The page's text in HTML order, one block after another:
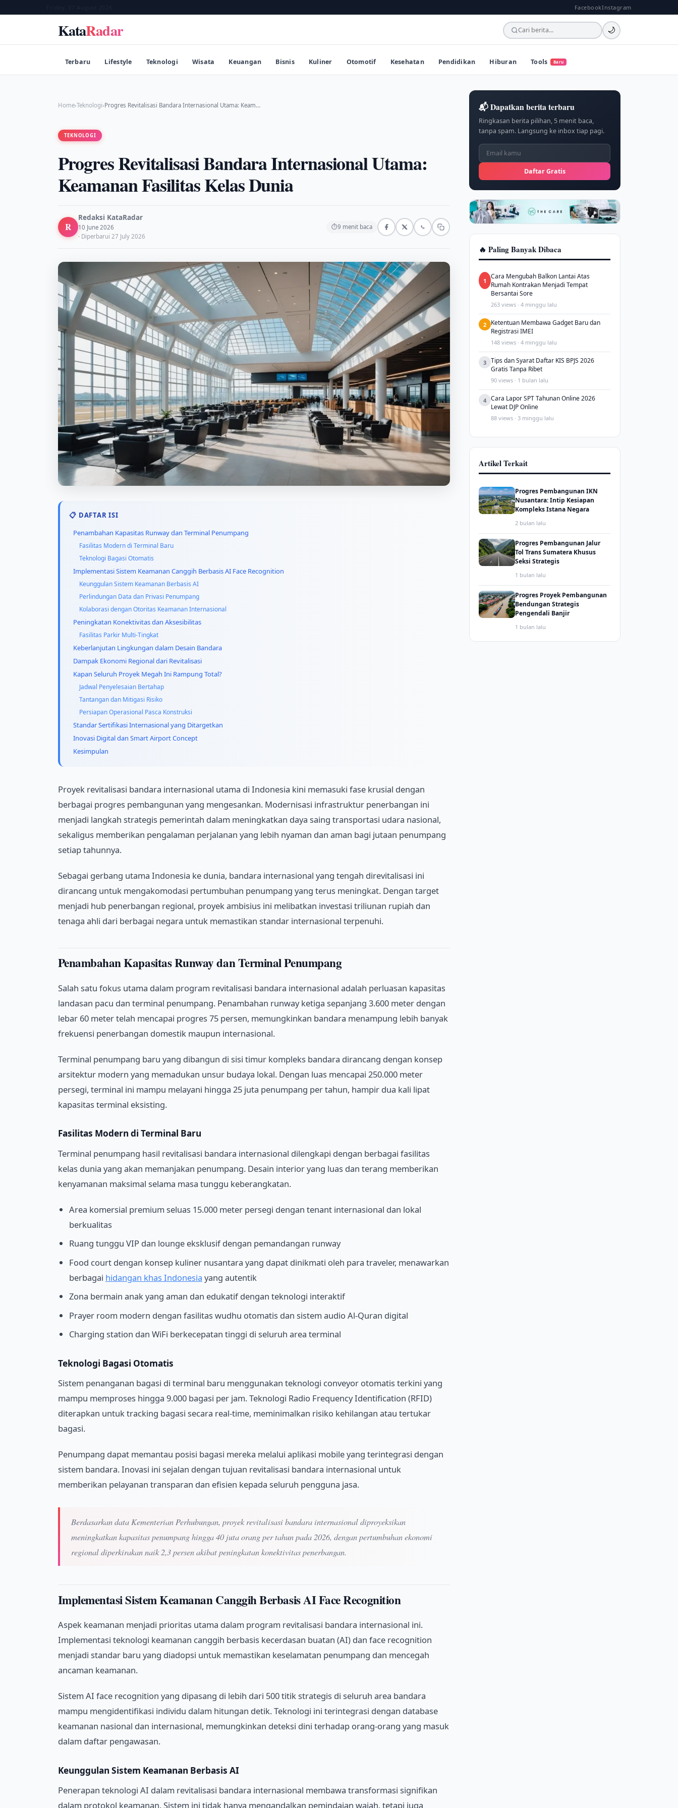
FacebookInstagram
KataRadar 🌙
Terbaru Lifestyle Teknologi Wisata Keuangan Bisnis Kuliner Otomotif Kesehatan Pendidikan Hiburan Tools Baru
Home›Teknologi›Progres Revitalisasi Bandara Internasional Utama: Keam…
TEKNOLOGI
Progres Revitalisasi Bandara Internasional Utama:
Keamanan Fasilitas Kelas Dunia
R
Redaksi KataRadar
10 June 2026
· Diperbarui 27 July 2026
⏱9 menit baca
📋 DAFTAR ISI
Penambahan Kapasitas Runway dan Terminal Penumpang
Fasilitas Modern di Terminal Baru
Teknologi Bagasi Otomatis
Implementasi Sistem Keamanan Canggih Berbasis AI Face Recognition
Keunggulan Sistem Keamanan Berbasis AI
Perlindungan Data dan Privasi Penumpang
Kolaborasi dengan Otoritas Keamanan Internasional
Peningkatan Konektivitas dan Aksesibilitas
Fasilitas Parkir Multi-Tingkat
Keberlanjutan Lingkungan dalam Desain Bandara
Dampak Ekonomi Regional dari Revitalisasi
Kapan Seluruh Proyek Megah Ini Rampung Total?
Jadwal Penyelesaian Bertahap
Tantangan dan Mitigasi Risiko
Persiapan Operasional Pasca Konstruksi
Standar Sertifikasi Internasional yang Ditargetkan
Inovasi Digital dan Smart Airport Concept
Kesimpulan
Proyek revitalisasi bandara internasional utama di Indonesia kini memasuki fase krusial dengan
berbagai progres pembangunan yang mengesankan. Modernisasi infrastruktur penerbangan ini
menjadi langkah strategis pemerintah dalam meningkatkan daya saing transportasi udara nasional,
sekaligus memberikan pengalaman perjalanan yang lebih nyaman dan aman bagi jutaan penumpang
setiap tahunnya.
Sebagai gerbang utama Indonesia ke dunia, bandara internasional yang tengah direvitalisasi ini
dirancang untuk mengakomodasi pertumbuhan penumpang yang terus meningkat. Dengan target
menjadi hub penerbangan regional, proyek ambisius ini melibatkan investasi triliunan rupiah dan
tenaga ahli dari berbagai negara untuk memastikan standar internasional terpenuhi.
Penambahan Kapasitas Runway dan Terminal Penumpang
Salah satu fokus utama dalam program revitalisasi bandara internasional adalah perluasan kapasitas
landasan pacu dan terminal penumpang. Penambahan runway ketiga sepanjang 3.600 meter dengan
lebar 60 meter telah mencapai progres 75 persen, memungkinkan bandara menampung lebih banyak
frekuensi penerbangan domestik maupun internasional.
Terminal penumpang baru yang dibangun di sisi timur kompleks bandara dirancang dengan konsep
arsitektur modern yang memadukan unsur budaya lokal. Dengan luas mencapai 250.000 meter
persegi, terminal ini mampu melayani hingga 25 juta penumpang per tahun, hampir dua kali lipat
kapasitas terminal eksisting.
Fasilitas Modern di Terminal Baru
Terminal penumpang hasil revitalisasi bandara internasional dilengkapi dengan berbagai fasilitas
kelas dunia yang akan memanjakan penumpang. Desain interior yang luas dan terang memberikan
kenyamanan maksimal selama masa tunggu keberangkatan.
Area komersial premium seluas 15.000 meter persegi dengan tenant internasional dan lokal
berkualitas
Ruang tunggu VIP dan lounge eksklusif dengan pemandangan runway
Food court dengan konsep kuliner nusantara yang dapat dinikmati oleh para traveler, menawarkan
berbagai hidangan khas Indonesia yang autentik
Zona bermain anak yang aman dan edukatif dengan teknologi interaktif
Prayer room modern dengan fasilitas wudhu otomatis dan sistem audio Al-Quran digital
Charging station dan WiFi berkecepatan tinggi di seluruh area terminal
Teknologi Bagasi Otomatis
Sistem penanganan bagasi di terminal baru menggunakan teknologi conveyor otomatis terkini yang
mampu memproses hingga 9.000 bagasi per jam. Teknologi Radio Frequency Identification (RFID)
diterapkan untuk tracking bagasi secara real-time, meminimalkan risiko kehilangan atau tertukar
bagasi.
Penumpang dapat memantau posisi bagasi mereka melalui aplikasi mobile yang terintegrasi dengan
sistem bandara. Inovasi ini sejalan dengan tujuan revitalisasi bandara internasional untuk
memberikan pelayanan transparan dan efisien kepada seluruh pengguna jasa.
Berdasarkan data Kementerian Perhubungan, proyek revitalisasi bandara internasional diproyeksikan
meningkatkan kapasitas penumpang hingga 40 juta orang per tahun pada 2026, dengan pertumbuhan ekonomi
regional diperkirakan naik 2,3 persen akibat peningkatan konektivitas penerbangan.
Implementasi Sistem Keamanan Canggih Berbasis AI Face Recognition
Aspek keamanan menjadi prioritas utama dalam program revitalisasi bandara internasional ini.
Implementasi teknologi keamanan canggih berbasis kecerdasan buatan (AI) dan face recognition
menjadi standar baru yang diadopsi untuk memastikan keselamatan penumpang dan mencegah
ancaman keamanan.
Sistem AI face recognition yang dipasang di lebih dari 500 titik strategis di seluruh area bandara
mampu mengidentifikasi individu dalam hitungan detik. Teknologi ini terintegrasi dengan database
keamanan nasional dan internasional, memungkinkan deteksi dini terhadap orang-orang yang masuk
dalam daftar pengawasan.
Keunggulan Sistem Keamanan Berbasis AI
Penerapan teknologi AI dalam revitalisasi bandara internasional membawa transformasi signifikan
dalam protokol keamanan. Sistem ini tidak hanya mengandalkan pemindaian wajah, tetapi juga
📬 Dapatkan berita terbaru
Ringkasan berita pilihan, 5 menit baca,
tanpa spam. Langsung ke inbox tiap pagi.
Daftar Gratis
🔥 Paling Banyak Dibaca
1
Cara Mengubah Balkon Lantai Atas
Rumah Kontrakan Menjadi Tempat
Bersantai Sore
263 views · 4 minggu lalu
2
Ketentuan Membawa Gadget Baru dan
Registrasi IMEI
148 views · 4 minggu lalu
3
Tips dan Syarat Daftar KIS BPJS 2026
Gratis Tanpa Ribet
90 views · 1 bulan lalu
4
Cara Lapor SPT Tahunan Online 2026
Lewat DJP Online
88 views · 3 minggu lalu
Artikel Terkait
Progres Pembangunan IKN
Nusantara: Intip Kesiapan
Kompleks Istana Negara
2 bulan lalu
Progres Pembangunan Jalur
Tol Trans Sumatera Khusus
Seksi Strategis
1 bulan lalu
Progres Proyek Pembangunan
Bendungan Strategis
Pengendali Banjir
1 bulan lalu